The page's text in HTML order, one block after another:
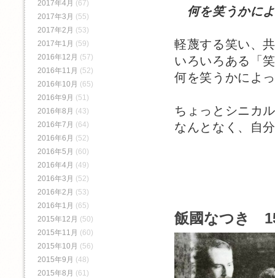
何を笑うかに
軽蔑する笑い、
いろいろある「
何を笑うかによ
ちょっとシニカ
なんとなく、自
飯國なつき
2017年4月 (67)
2017年3月 (55)
2017年2月 (53)
2017年1月 (59)
2016年12月 (57)
2016年11月 (52)
2016年10月 (65)
2016年9月 (51)
2016年8月 (43)
2016年7月 (64)
2016年6月 (52)
2016年5月 (60)
2016年4月 (49)
2016年3月 (52)
2016年2月 (53)
2016年1月 (65)
2015年12月 (50)
2015年11月 (60)
2015年10月 (56)
2015年9月 (48)
2015年8月 (61)